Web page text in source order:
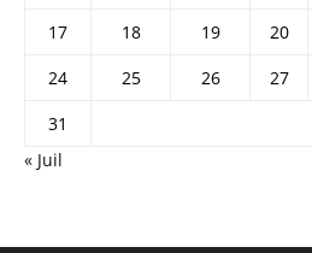
17
18 19 20
24
25 26 27
31
« Juil